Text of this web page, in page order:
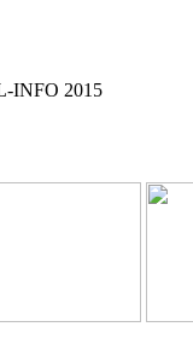
INFO 2015